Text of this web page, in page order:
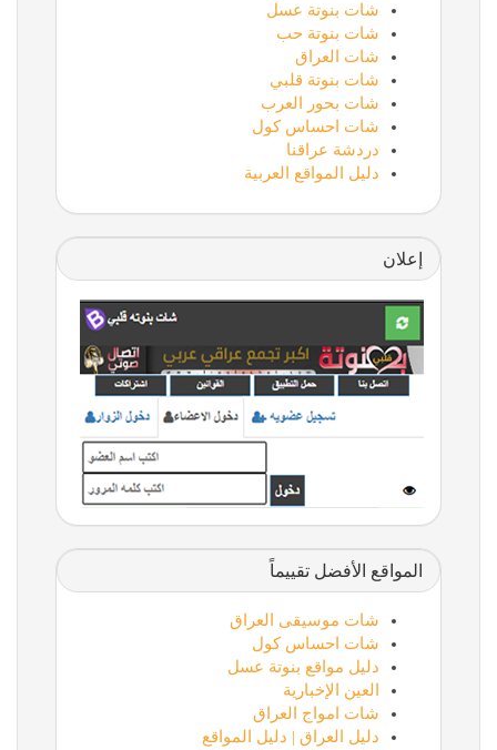
شات بنوتة عسل
شات بنوتة حب
شات العراق
شات بنوتة قلبي
شات بحور العرب
شات احساس كول
دردشة عراقنا
دليل المواقع العربية
إعلان
المواقع الأفضل تقييماً
شات موسيقى العراق
شات احساس كول
دليل مواقع بنوتة عسل
العين الإخبارية
شات امواج العراق
دليل العراق | دليل المواقع